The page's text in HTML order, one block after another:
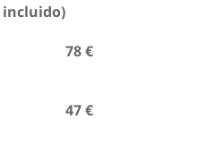
incluido)
78 €
47 €